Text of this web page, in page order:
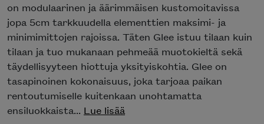
on modulaarinen ja äärimmäisen kustomoitavissa
jopa 5cm tarkkuudella elementtien maksimi- ja
minimimittojen rajoissa. Täten Glee istuu tilaan kuin
tilaan ja tuo mukanaan pehmeää muotokieltä sekä
täydellisyyteen hiottuja yksityiskohtia. Glee on
tasapinoinen kokonaisuus, joka tarjoaa paikan
rentoutumiselle kuitenkaan unohtamatta
ensiluokkaista... Lue lisää